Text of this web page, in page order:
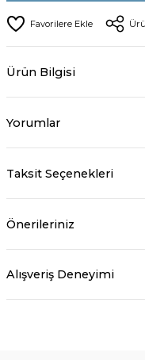
Ürün Bilgisi
Yorumlar
Taksit Seçenekleri
Önerileriniz
Alışveriş Deneyimi